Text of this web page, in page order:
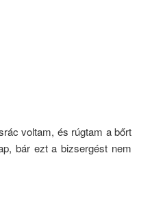
voltam, és rúgtam a bőrt
bár ezt a bizsergést nem